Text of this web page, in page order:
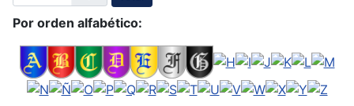
Por orden alfabético: